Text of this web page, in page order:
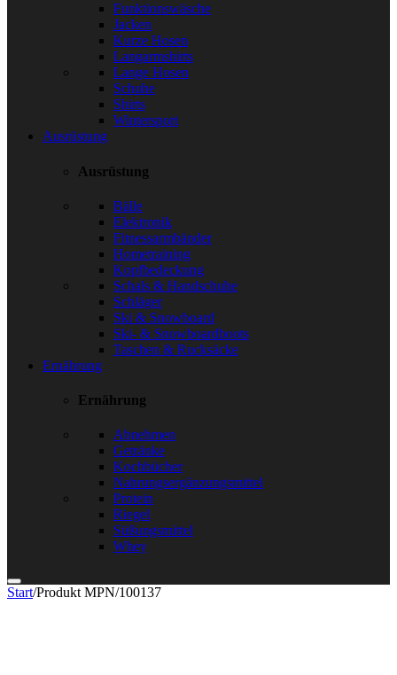
Funktionswäsche
Jacken
Kurze Hosen
Langarmshirts
Lange Hosen
Schuhe
Shirts
Wintersport
Ausrüstung
Ausrüstung
Bälle
Elektronik
Fitnessarmbänder
Hometraining
Kopfbedeckung
Schals & Handschuhe
Schläger
Ski & Snowboard
Ski- & Snowboardboots
Taschen & Rucksäcke
Ernährung
Ernährung
Abnehmen
Getränke
Kochbücher
Nahrungsergänzungsmittel
Protein
Riegel
Süßungsmittel
Whey
Start/Produkt MPN/100137